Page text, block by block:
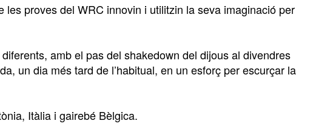
proves del WRC innovin i utilitzin la seva imaginació per
amb el pas del shakedown del dijous al divendres
un dia més tard de l’habitual, en un esforç per escurçar la
Itàlia i gairebé Bèlgica.